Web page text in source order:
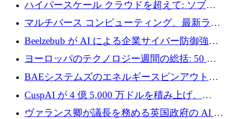
ハイパースケール クラウドを超えて: ソブリ
ン コンピューティングに対する DFINITY の
ビジョン
マルチバース コンピューティング、最新ラウ
ンドで最大 5 億 7,000 万ドルを目標
Beelzebub が AI による企業サイバー防御強化
のために 300 万ユーロを調達
ヨーロッパのテクノロジー週間の総括: 50 以
上の取引に 10 億ユーロ以上を投資
BAEシステムズのエネルギースピンアウト原
子力タービンが1500万ポンドの資金調達でス
テルスから浮上
CuspAI が 4 億 5,000 万ドルを積み上げ、
Resist.UA が 5,000 万ユーロの基金を立ち上
ヴァランス卿が議長を務める英国政府の AI タ